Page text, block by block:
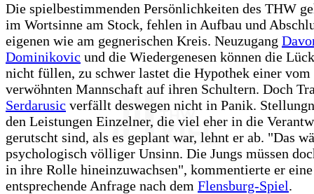
Die spielbestimmenden Persönlichkeiten des THW
im Wortsinne am Stock, fehlen in Aufbau und
eigenen wie am gegnerischen Kreis. Neuzugang
Dominikovic und die Wiedergenesen können die
nicht füllen, zu schwer lastet die Hypothek einer
verwöhnten Mannschaft auf ihren Schultern. Doch
Serdarusic verfällt deswegen nicht in Panik.
den Leistungen Einzelner, die viel eher in die
gerutscht sind, als es geplant war, lehnt er ab. "Das
psychologisch völliger Unsinn. Die Jungs müssen
in ihre Rolle hineinzuwachsen", kommentierte er eine
entsprechende Anfrage nach dem Flensburg-Spiel.